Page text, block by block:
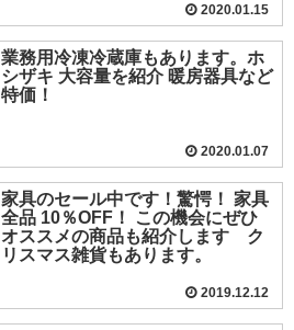
2020.01.15
業務用冷凍冷蔵庫もあります。ホ
シザキ 大容量を紹介 暖房器具など
特価！
2020.01.07
家具のセール中です！驚愕！ 家具
全品 10％OFF！ この機会にぜひ
オススメの商品も紹介します ク
リスマス雑貨もあります。
2019.12.12